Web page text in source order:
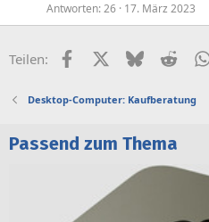
Antworten 26 17. März 2023
Teilen: FacebookX (Twitter)
Bluesky
Desktop-Computer: Kaufberatung
Passend zum Thema